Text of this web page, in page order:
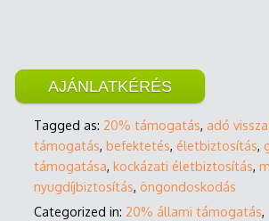
AJÁNLATKÉRÉS
Tagged as: 20% támogatás, adó
támogatás, befektetés, életbiztosítás,
támogatása, kockázati életbiztosítás,
nyugdíjbiztosítás, öngondoskodás
Categorized in: 20% állami támogatás,